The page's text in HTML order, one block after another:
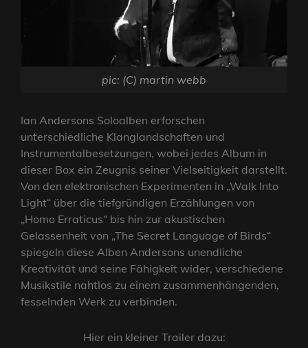
pic: (C) martin webb
Ian Andersons Soloalben erforschen
unterschiedliche Klanglandschaften und
Instrumentalbesetzungen, wobei jedes Album in
dieser Box ein Zeugnis seiner Vielseitigkeit darstellt.
Von den elektronischen Experimenten in „Walk Into
Light“ über die tiefgründigen Erzählungen von
„Homo Erraticus“ bis hin zur akustischen
Gelassenheit von „The Secret Language of Birds“
spiegeln diese Alben Andersons unendliche
Kreativität und seine Fähigkeit wider, verschiedene
Musikstile nahtlos zu einem zusammenhängenden,
fesselnden Werk zu verbinden.
Hier ein kleiner Trailer dazu: